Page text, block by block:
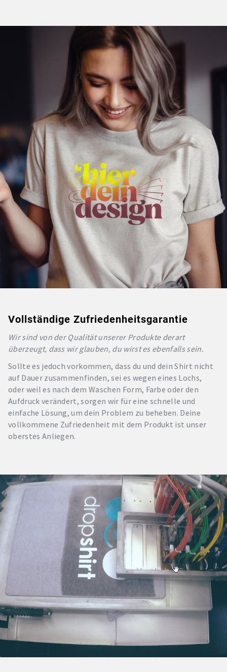
Vollständige Zufriedenheitsgarantie
Wir sind von der Qualität unserer Produkte derart
überzeugt, dass wir glauben, du wirst es ebenfalls sein.
Sollte es jedoch vorkommen, dass du und dein Shirt nicht
auf Dauer zusammenfinden, sei es wegen eines Lochs,
oder weil es nach dem Waschen Form, Farbe oder den
Aufdruck verändert, sorgen wir für eine schnelle und
einfache Lösung, um dein Problem zu beheben. Deine
vollkommene Zufriedenheit mit dem Produkt ist unser
oberstes Anliegen.